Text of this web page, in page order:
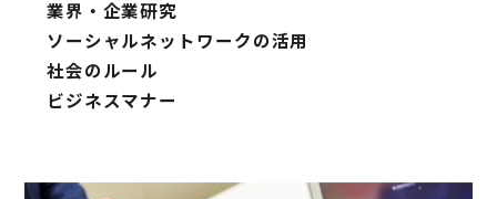
業界・企業研究
ソーシャルネットワークの活用
社会のルール
ビジネスマナー